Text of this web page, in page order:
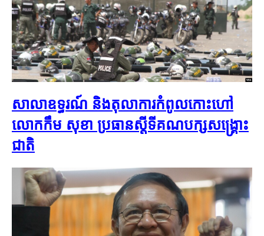
សាលាឧទ្ធរណ៍ និងតុលាការកំពូលកោះហៅ
លោកកឹម សុខា ប្រធានស្តីទីគណបក្សសង្រ្គោះ
ជាតិ